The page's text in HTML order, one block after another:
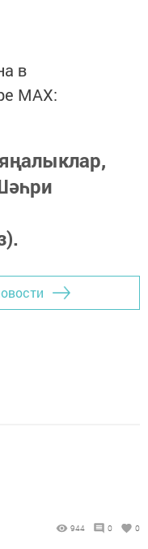
в
MАХ:
944 0 0